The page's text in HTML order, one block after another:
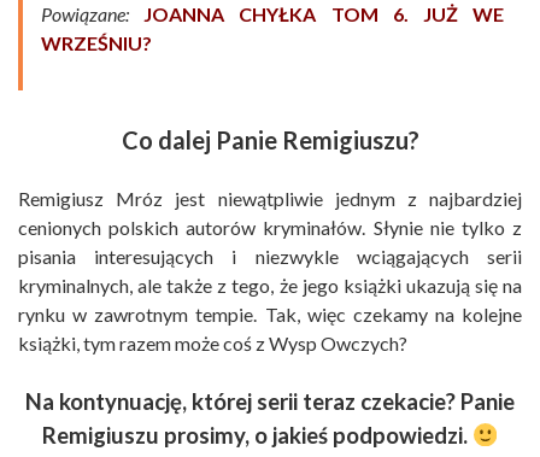
Powiązane: JOANNA CHYŁKA TOM 6. JUŻ WE
WRZEŚNIU?
Co dalej Panie Remigiuszu?
Remigiusz Mróz jest niewątpliwie jednym z najbardziej
cenionych polskich autorów kryminałów. Słynie nie tylko z
pisania interesujących i niezwykle wciągających serii
kryminalnych, ale także z tego, że jego książki ukazują się na
rynku w zawrotnym tempie. Tak, więc czekamy na kolejne
książki, tym razem może coś z Wysp Owczych?
Na kontynuację, której serii teraz czekacie? Panie
Remigiuszu prosimy, o jakieś podpowiedzi.